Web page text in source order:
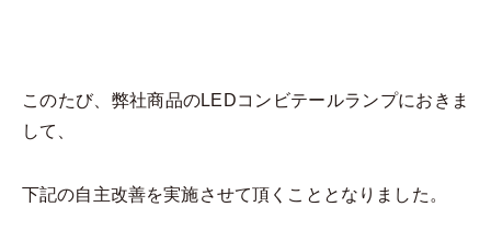
このたび、弊社商品のLEDコンビテールランプにおきま
して、
下記の自主改善を実施させて頂くこととなりました。